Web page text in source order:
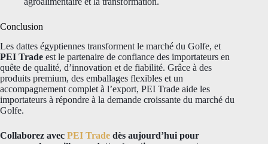
Conclusion
Les dattes égyptiennes transforment le marché du Golfe, et
PEI Trade est le partenaire de confiance des importateurs en
quête de qualité, d’innovation et de fiabilité. Grâce à des
produits premium, des emballages flexibles et un
accompagnement complet à l’export, PEI Trade aide les
importateurs à répondre à la demande croissante du marché du
Golfe.
Collaborez avec PEI Trade dès aujourd’hui pour